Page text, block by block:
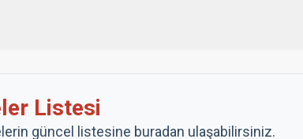
Listesi
güncel listesine buradan ulaşabilirsiniz.